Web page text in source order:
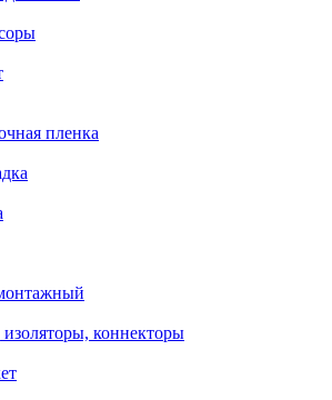
пленка
коннекторы